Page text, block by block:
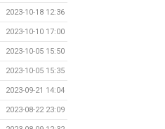
2023-10-18 12:36
2023-10-10 17:00
2023-10-05 15:50
2023-10-05 15:35
2023-09-21 14:04
2023-08-22 23:09